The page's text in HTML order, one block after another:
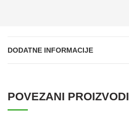
DODATNE INFORMACIJE
POVEZANI PROIZVODI